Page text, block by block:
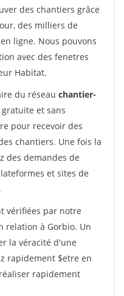
des chantiers grâce
des milliers de
ligne. Nous pouvons
avec des fenetres
Habitat.
du réseau chantier-
et sans
pour recevoir des
chantiers. Une fois la
des demandes de
et sites de
vérifiées par notre
relation à Gorbio. Un
la véracité d'une
rapidement $etre en
rapidement